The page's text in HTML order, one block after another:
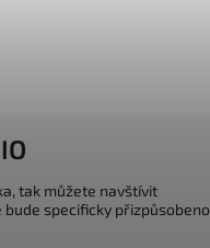
tak můžete navštívit
specificky přizpůsobeno